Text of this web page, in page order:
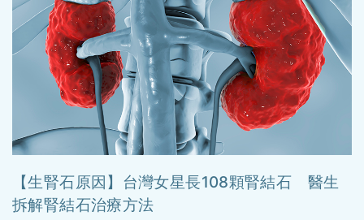
【生腎石原因】台灣女星長108顆腎結石 醫生
拆解腎結石治療方法